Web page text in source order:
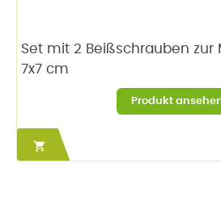
Set mit 2 Beißschrauben zur
7x7 cm
